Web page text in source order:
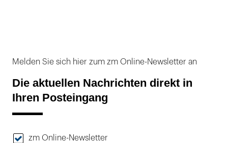
Melden Sie sich hier zum zm Online-Newsletter an
Die aktuellen Nachrichten direkt in
Ihren Posteingang
zm Online-Newsletter